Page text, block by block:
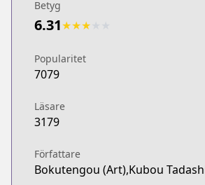
Official English
Official English
Betyg
6.31★★★
Popularitet
7079
Läsare
3179
Författare
Bokutengou (Art),Kubou